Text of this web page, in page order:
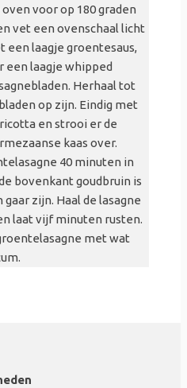
voor op 180 graden
vet een ovenschaal licht
een laagje groentesaus,
een laagje whipped
Herhaal tot
op zijn. Eindig met
en strooi er de
kaas over.
40 minuten in
bovenkant goudbruin is
gaar zijn. Haal de lasagne
laat vijf minuten rusten.
met wat